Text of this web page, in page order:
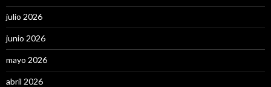
julio 2026
junio 2026
mayo 2026
abril 2026